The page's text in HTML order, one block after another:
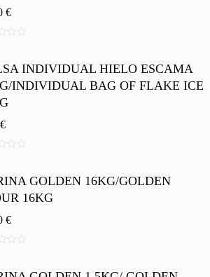
€
INDIVIDUAL HIELO ESCAMA
INDIVIDUAL BAG OF FLAKE ICE
€
GOLDEN 16KG/GOLDEN
16KG
€